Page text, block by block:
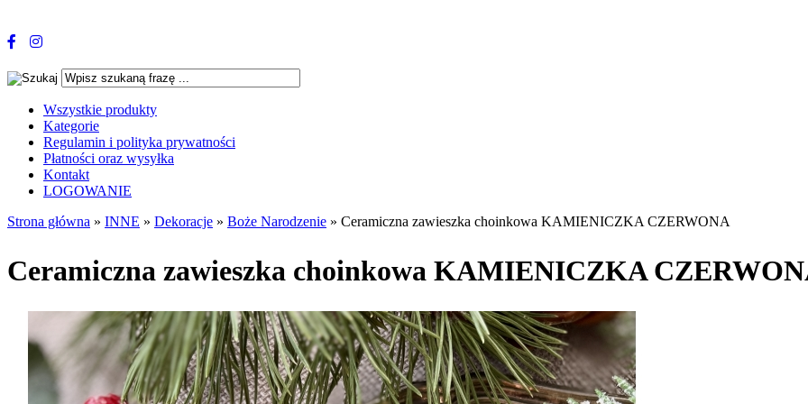
Wszystkie produkty
Kategorie
Regulamin i polityka prywatności
Płatności oraz wysyłka
Kontakt
LOGOWANIE
Strona główna » INNE » Dekoracje » Boże Narodzenie » Ceramiczna zawieszka choinkowa KAMIENICZKA CZERWONA
Ceramiczna zawieszka choinkowa KAMIENICZKA